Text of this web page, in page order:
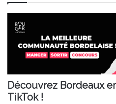
Découvrez Bordeaux
TikTok !